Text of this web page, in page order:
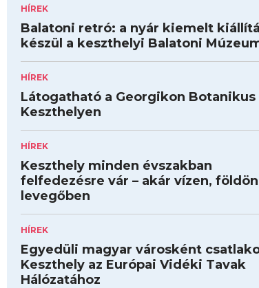
HÍREK
Balatoni retró: a nyár kiemelt
készül a keszthelyi Balatoni
HÍREK
Látogatható a Georgikon Botanikus
Keszthelyen
HÍREK
Keszthely minden évszakban
felfedezésre vár – akár vízen,
levegőben
HÍREK
Egyedüli magyar városként
Keszthely az Európai Vidéki Tavak
Hálózatához